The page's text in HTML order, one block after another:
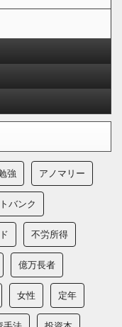
強 アノマリー
バンク
不労所得
億万長者
女性 定年